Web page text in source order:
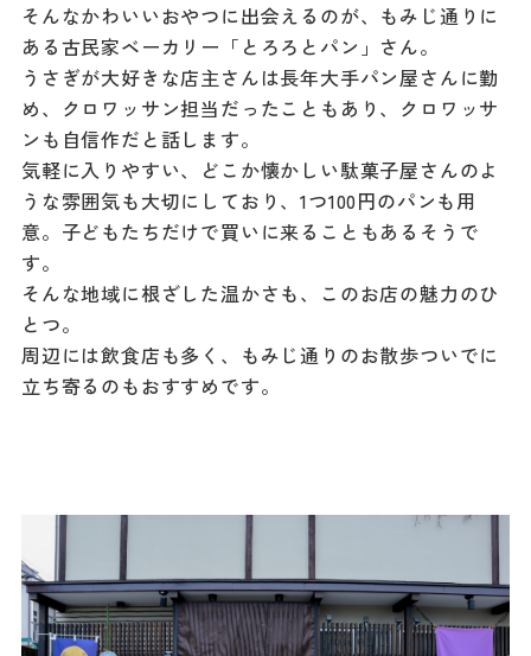
そんなかわいいおやつに出会えるのが、もみじ通りに
ある古民家ベーカリー「とろろとパン」さん。
うさぎが大好きな店主さんは長年大手パン屋さんに勤
め、クロワッサン担当だったこともあり、クロワッサ
ンも自信作だと話します。
気軽に入りやすい、どこか懐かしい駄菓子屋さんのよ
うな雰囲気も大切にしており、1つ100円のパンも用
意。子どもたちだけで買いに来ることもあるそうで
す。
そんな地域に根ざした温かさも、このお店の魅力のひ
とつ。
周辺には飲食店も多く、もみじ通りのお散歩ついでに
立ち寄るのもおすすめです。